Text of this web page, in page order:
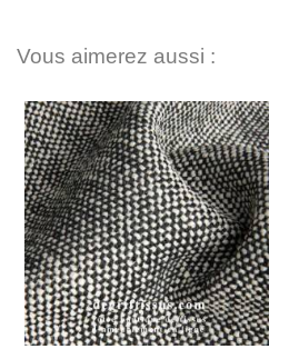
Vous aimerez aussi :